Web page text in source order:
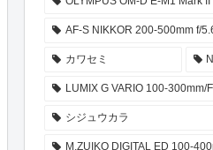
AF-S NIKKOR 200-500mm f/
カワセミ
LUMIX G VARIO 100-300mm/
シジュウカラ
M.ZUIKO DIGITAL ED 100-